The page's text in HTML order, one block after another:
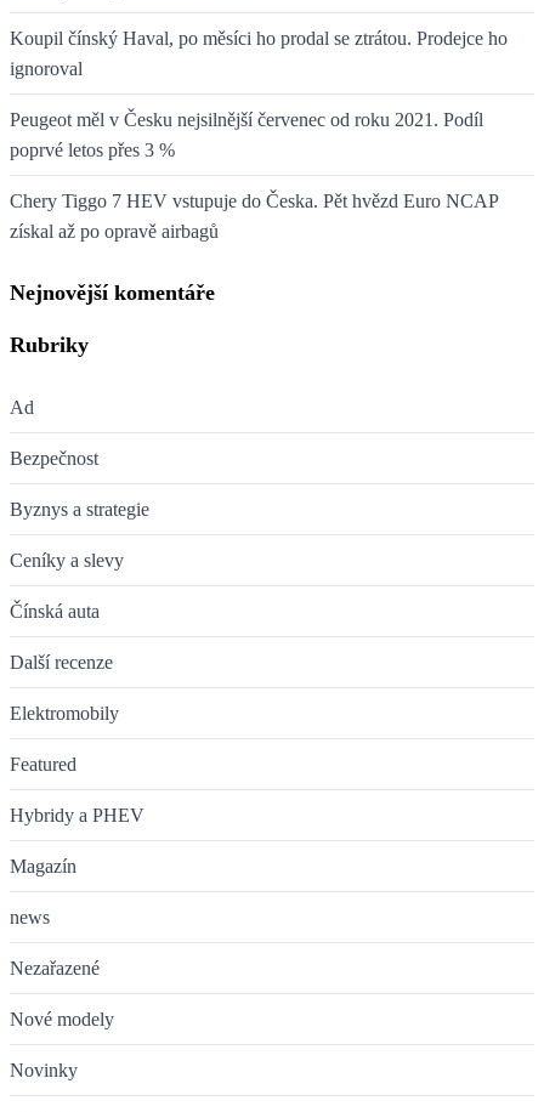
Koupil čínský Haval, po měsíci ho prodal se ztrátou. Prodejce ho
ignoroval
Peugeot měl v Česku nejsilnější červenec od roku 2021. Podíl
poprvé letos přes 3 %
Chery Tiggo 7 HEV vstupuje do Česka. Pět hvězd Euro NCAP
získal až po opravě airbagů
Nejnovější komentáře
Rubriky
Ad
Bezpečnost
Byznys a strategie
Ceníky a slevy
Čínská auta
Další recenze
Elektromobily
Featured
Hybridy a PHEV
Magazín
news
Nezařazené
Nové modely
Novinky